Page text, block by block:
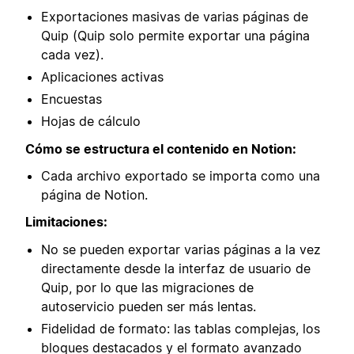
Exportaciones masivas de varias páginas de
Quip (Quip solo permite exportar una página
cada vez).
Aplicaciones activas
Encuestas
Hojas de cálculo
Cómo se estructura el contenido en Notion:
Cada archivo exportado se importa como una
página de Notion.
Limitaciones:
No se pueden exportar varias páginas a la vez
directamente desde la interfaz de usuario de
Quip, por lo que las migraciones de
autoservicio pueden ser más lentas.
Fidelidad de formato: las tablas complejas, los
bloques destacados y el formato avanzado